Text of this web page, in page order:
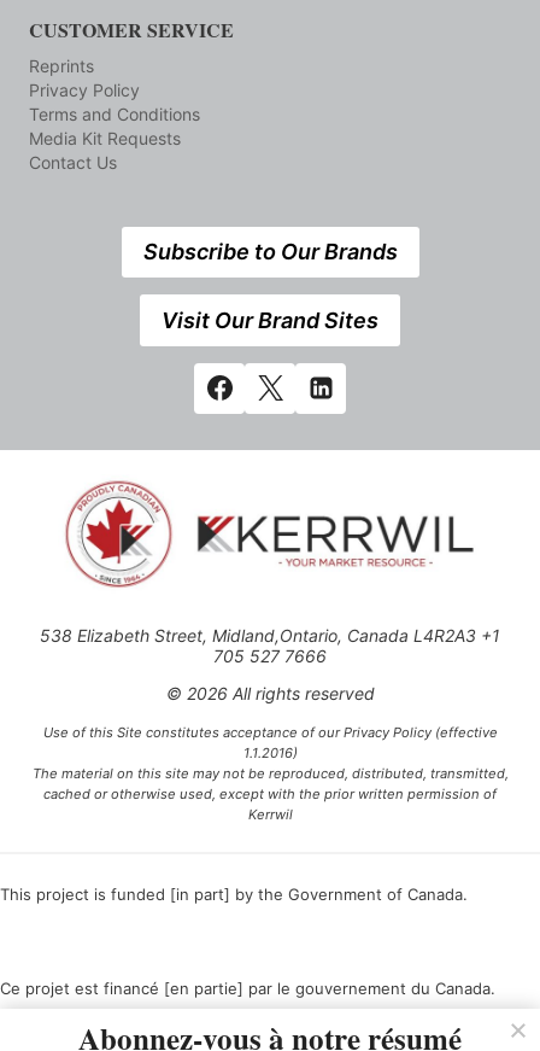
CUSTOMER SERVICE
Reprints
Privacy Policy
Terms and Conditions
Media Kit Requests
Contact Us
Subscribe to Our Brands
Visit Our Brand Sites
538 Elizabeth Street, Midland,Ontario, Canada L4R2A3 +1
705 527 7666
© 2026 All rights reserved
Use of this Site constitutes acceptance of our Privacy Policy (effective
1.1.2016)
The material on this site may not be reproduced, distributed, transmitted,
cached or otherwise used, except with the prior written permission of
Kerrwil
This project is funded [in part] by the Government of Canada.
Ce projet est financé [en partie] par le gouvernement du Canada.
Abonnez-vous à notre résumé